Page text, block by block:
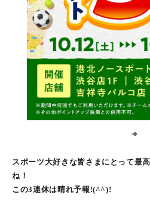
1
スポーツ大好きな皆さまにとって最
ね！
この3連休は晴れ予報!(^^)!